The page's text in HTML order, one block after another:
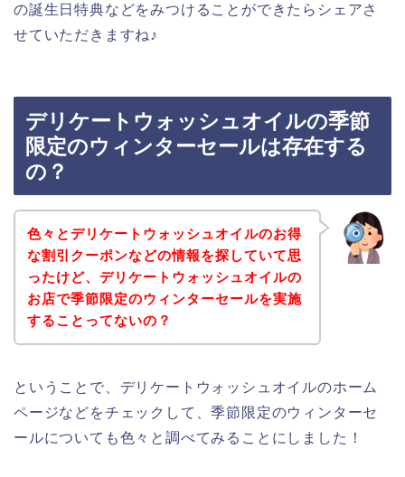
の誕生日特典などをみつけることができたらシェアさ
せていただきますね♪
デリケートウォッシュオイルの季節
限定のウィンターセールは存在する
の？
色々とデリケートウォッシュオイルのお得
な割引クーポンなどの情報を探していて思
ったけど、デリケートウォッシュオイルの
お店で季節限定のウィンターセールを実施
することってないの？
ということで、デリケートウォッシュオイルのホーム
ページなどをチェックして、季節限定のウィンターセ
ールについても色々と調べてみることにしました！